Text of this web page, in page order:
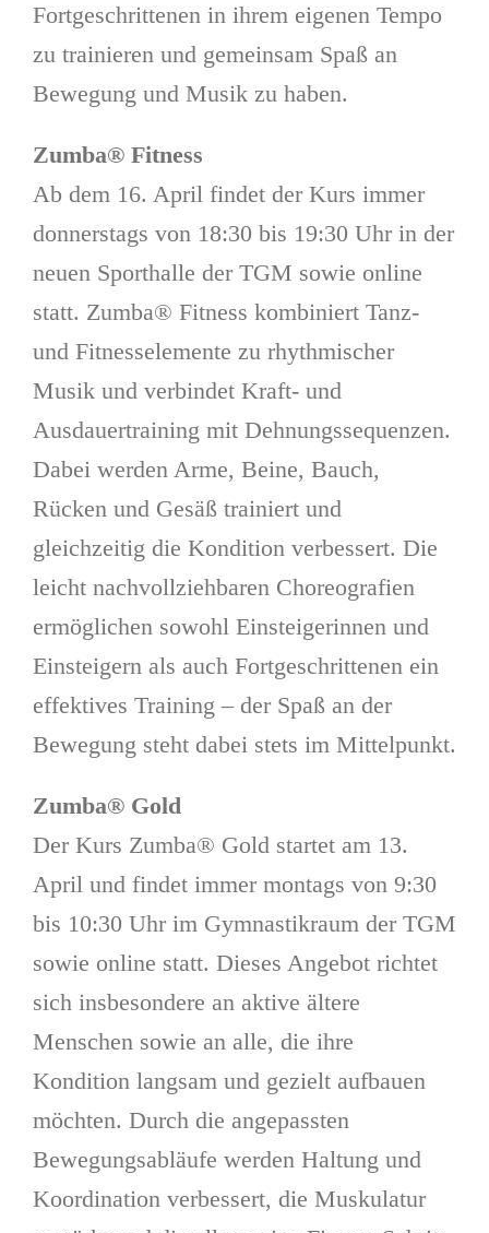
Fortgeschrittenen in ihrem eigenen Tempo
zu trainieren und gemeinsam Spaß an
Bewegung und Musik zu haben.
Zumba® Fitness
Ab dem 16. April findet der Kurs immer
donnerstags von 18:30 bis 19:30 Uhr in der
neuen Sporthalle der TGM sowie online
statt. Zumba® Fitness kombiniert Tanz-
und Fitnesselemente zu rhythmischer
Musik und verbindet Kraft- und
Ausdauertraining mit Dehnungssequenzen.
Dabei werden Arme, Beine, Bauch,
Rücken und Gesäß trainiert und
gleichzeitig die Kondition verbessert. Die
leicht nachvollziehbaren Choreografien
ermöglichen sowohl Einsteigerinnen und
Einsteigern als auch Fortgeschrittenen ein
effektives Training – der Spaß an der
Bewegung steht dabei stets im Mittelpunkt.
Zumba® Gold
Der Kurs Zumba® Gold startet am 13.
April und findet immer montags von 9:30
bis 10:30 Uhr im Gymnastikraum der TGM
sowie online statt. Dieses Angebot richtet
sich insbesondere an aktive ältere
Menschen sowie an alle, die ihre
Kondition langsam und gezielt aufbauen
möchten. Durch die angepassten
Bewegungsabläufe werden Haltung und
Koordination verbessert, die Muskulatur